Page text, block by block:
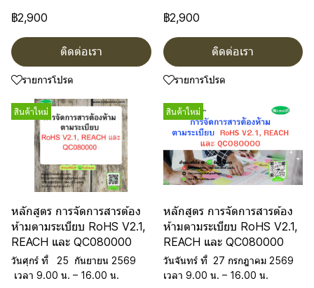
฿2,900
ติดต่อเรา
รายการโปรด
฿2,900
ติดต่อเรา
รายการโปรด
สินค้าใหม่
หลักสูตร การจัดการสารต้อง
ห้ามตามระเบียบ RoHS V2.1,
REACH และ QC080000
วันศุกร์ ที่ 25 กันยายน 2569
เวลา 9.00 น. – 16.00 น.
สินค้าใหม่
หลักสูตร การจัดการสารต้อง
ห้ามตามระเบียบ RoHS V2.1,
REACH และ QC080000
วันจันทร์ ที่ 27 กรกฎาคม 2569
เวลา 9.00 น. – 16.00 น.